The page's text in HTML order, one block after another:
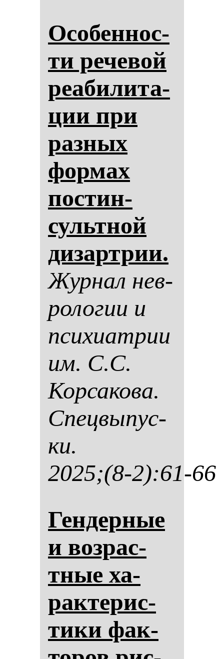
Осо­бен­нос­
ти ре­че­вой
ре­аби­ли­та­
ции при
раз­ных
фор­мах
пос­тин­
сультной
ди­зар­трии.
Жур­нал нев­
ро­ло­гии и
пси­хи­ат­рии
им. С.С.
Кор­са­ко­ва.
Спец­вы­пус­
ки.
2025;(8-2):61-66
Ген­дер­ные
и воз­рас­
тные ха­
рак­те­рис­
ти­ки фак­